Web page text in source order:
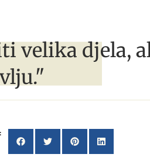
velika djela,